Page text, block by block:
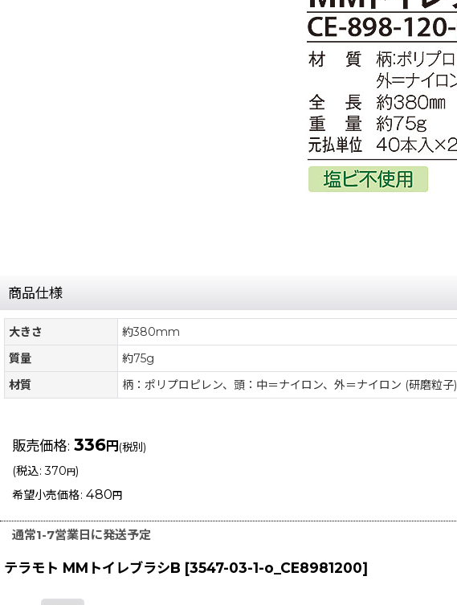
商品仕様
大きさ
約380mm
質量
約75g
材質
柄：ポリプロピレン、頭：中＝ナイロン、外＝ナイロン (研磨粒子)
販売価格: 336円(税別)
(税込: 370円)
希望小売価格: 480 円
通常1-7営業日に発送予定
テラモト MMトイレブラシB [3547-03-1-o_CE8981200]